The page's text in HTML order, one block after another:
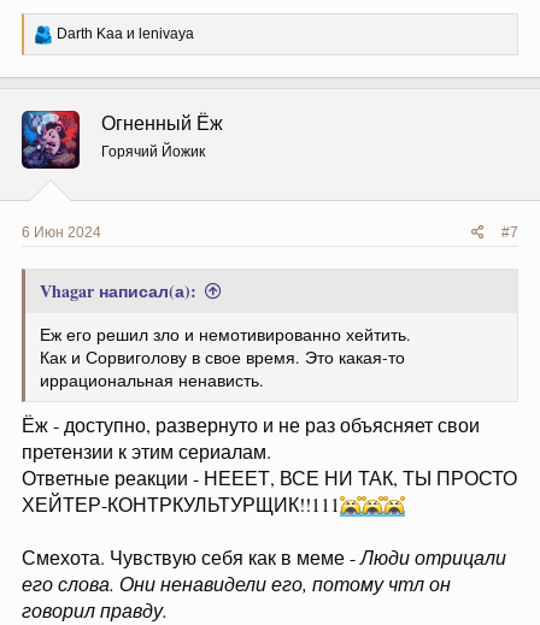
Р
е
ц
и
и
:
Darth Kaa и lenivaya
Огненный Ёж
Горячий Йожик
6 Июн 2024 #7
Vhagar написал(а):
Еж его решил зло и немотивированно хейтить.
Как и Сорвиголову в свое время. Это какая-то
иррациональная ненависть.
Ёж - доступно, развернуто и не раз объясняет свои
претензии к этим сериалам.
Ответные реакции - НЕЕЕТ, ВСЕ НИ ТАК, ТЫ ПРОСТО
ХЕЙТЕР-КОНТРКУЛЬТУРЩИК!!111
Смехота. Чувствую себя как в меме -Люди отрицали
его слова. Они ненавидели его, потому чтл он
говорил правду.